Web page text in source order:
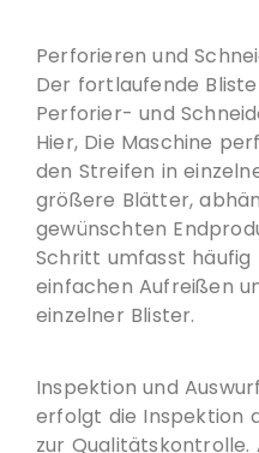
Perforieren und
Der fortlaufende
Perforier- und
Hier, Die Maschine
den Streifen in
größere Blätter,
gewünschten
Schritt umfasst häufig
einfachen Aufreißen
einzelner Blister.
Inspektion und
erfolgt die Inspektion
zur